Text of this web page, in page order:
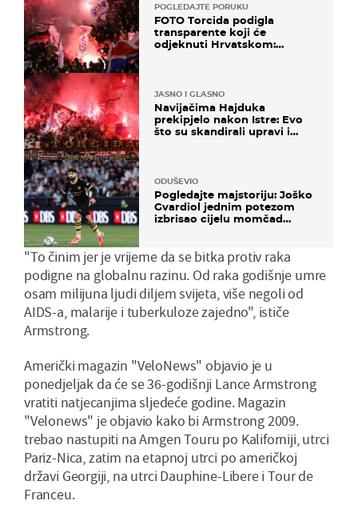
POGLEDAJTE PORUKU
FOTO Torcida podigla
transparente koji će
odjeknuti Hrvatskom:
JASNO I GLASNO
Navijačima Hajduka
prekipjelo nakon Istre: Evo
što su skandirali upravi i
ODUŠEVIO
Pogledajte majstoriju: Joško
Gvardiol jednim potezom
izbrisao cijelu momčad
"To činim jer je vrijeme da se bitka protiv raka
podigne na globalnu razinu. Od raka godišnje umre
osam milijuna ljudi diljem svijeta, više negoli od
AIDS-a, malarije i tuberkuloze zajedno", ističe
Armstrong.
Američki magazin "VeloNews" objavio je u
ponedjeljak da će se 36-godišnji Lance Armstrong
vratiti natjecanjima sljedeće godine. Magazin
"Velonews" je objavio kako bi Armstrong 2009.
trebao nastupiti na Amgen Touru po Kaliforniji, utrci
Pariz-Nica, zatim na etapnoj utrci po američkoj
državi Georgiji, na utrci Dauphine-Libere i Tour de
Franceu.